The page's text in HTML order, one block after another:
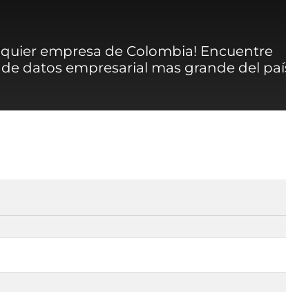
empresa de Colombia! Encuentre
datos empresarial mas grande del